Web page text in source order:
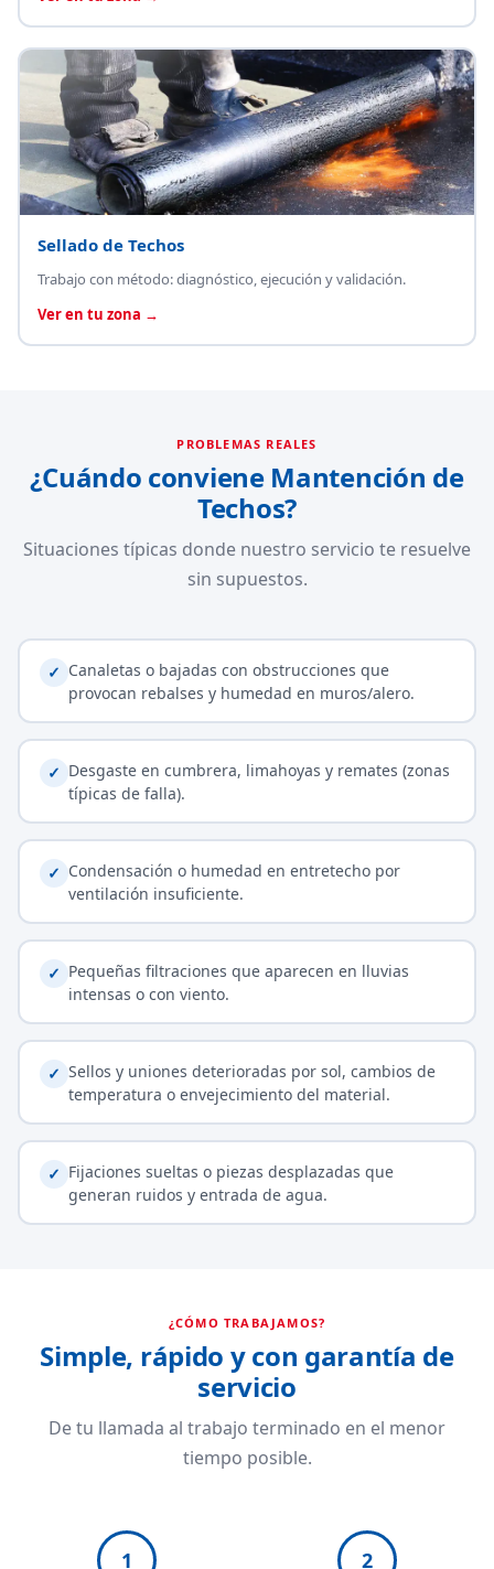
Sellado de Techos
Trabajo con método: diagnóstico, ejecución y validación.
Ver en tu zona →
PROBLEMAS REALES
¿Cuándo conviene Mantención de
Techos?
Situaciones típicas donde nuestro servicio te resuelve
sin supuestos.
✓ Canaletas o bajadas con obstrucciones que
provocan rebalses y humedad en muros/alero.
✓ Desgaste en cumbrera, limahoyas y remates (zonas
típicas de falla).
✓ Condensación o humedad en entretecho por
ventilación insuficiente.
✓ Pequeñas filtraciones que aparecen en lluvias
intensas o con viento.
✓ Sellos y uniones deterioradas por sol, cambios de
temperatura o envejecimiento del material.
✓ Fijaciones sueltas o piezas desplazadas que
generan ruidos y entrada de agua.
¿CÓMO TRABAJAMOS?
Simple, rápido y con garantía de
servicio
De tu llamada al trabajo terminado en el menor
tiempo posible.
1 2